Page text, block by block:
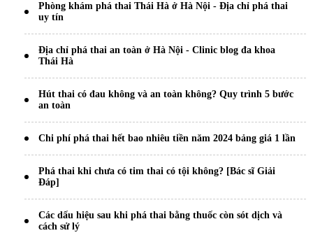
Phòng khám phá thai Thái Hà ở Hà Nội - Địa chỉ phá thai
uy tín
Địa chỉ phá thai an toàn ở Hà Nội - Clinic blog đa khoa
Thái Hà
Hút thai có đau không và an toàn không? Quy trình 5 bước
an toàn
Chi phí phá thai hết bao nhiêu tiền năm 2024 bảng giá 1 lần
Phá thai khi chưa có tim thai có tội không? [Bác sĩ Giải
Đáp]
Các dấu hiệu sau khi phá thai bằng thuốc còn sót dịch và
cách sử lý